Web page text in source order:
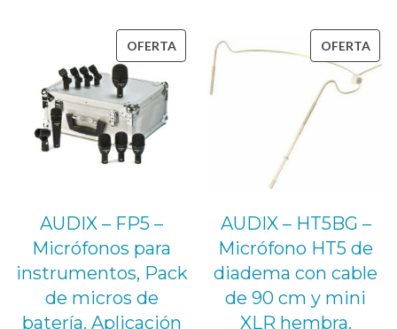
OFERTAPRODUCTO
OFERTA
AUDIX – FP5 –
Micrófonos para
instrumentos, Pack
de micros de
batería. Aplicación
OFERTA
EN
AUDIX – HT5BG –
Micrófono HT5 de
diadema con cable
de 90 cm y mini
XLR hembra.